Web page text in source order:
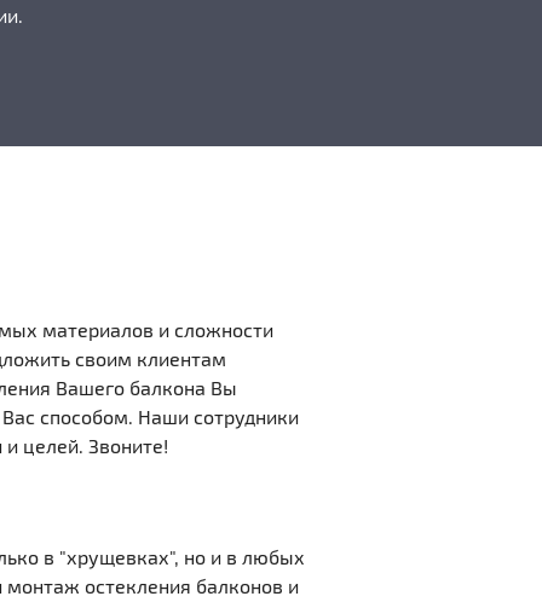
материалов и сложности
своим клиентам
Вашего балкона Вы
способом. Наши сотрудники
целей. Звоните!
в "хрущевках", но и в любых
монтаж остекления балконов и